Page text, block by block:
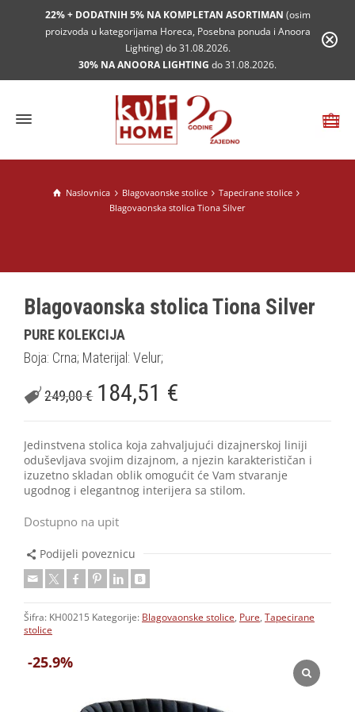
22% + DODATNIH 5% NA KOMPLETAN ASORTIMAN (osim
proizvoda u kategorijama Horeca, Posebna ponuda i Anoora
Lighting) do 31.08.2026.
30% NA ANOORA LIGHTING do 31.08.2026.
Naslovnica Blagovaonske stolice
Tapecirane stolice
Blagovaonska stolica Tiona Silver
-25.9%
Blagovaonska stolica Tiona Silver
PURE KOLEKCIJA
Boja: Crna; Materijal: Velur;
249,00€ 184,51 €
Jedinstvena stolica koja zahvaljujući dizajnerskoj liniji
oduševljava svojim dizajnom, a njezin karakterističan i
izuzetno skladan oblik omogućit će Vam stvaranje
ugodnog i elegantnog interijera sa stilom.
Dostupno na upit
Podijeli poveznicu
Šifra: KH00215 Kategorije: Blagovaonske stolice Pure Tapecirane
stolice